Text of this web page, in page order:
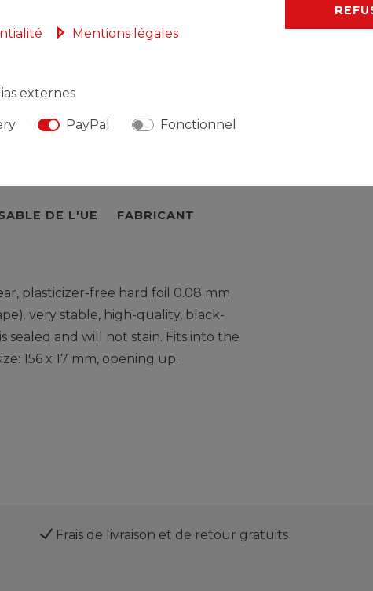
DE L'UE FABRICANT
plasticizer-free hard foil 0.08 mm
very stable, high-quality, black-
and will not stain. Fits into the
156 x 17 mm, opening up.
Frais de livraison et de retour gratuits
Mentions légales
externes
PayPal Fonctionnel